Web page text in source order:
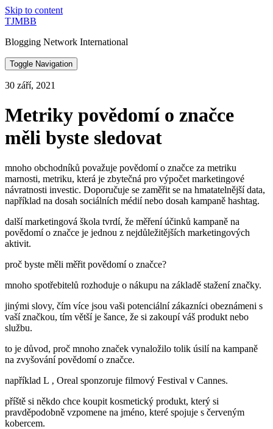
Skip to content
TJMBB
Blogging Network International
Toggle Navigation
30 září, 2021
Metriky povědomí o značce
měli byste sledovat
mnoho obchodníků považuje povědomí o značce za metriku
marnosti, metriku, která je zbytečná pro výpočet marketingové
návratnosti investic. Doporučuje se zaměřit se na hmatatelnější data,
například na dosah sociálních médií nebo dosah kampaně hashtag.
další marketingová škola tvrdí, že měření účinků kampaně na
povědomí o značce je jednou z nejdůležitějších marketingových
aktivit.
proč byste měli měřit povědomí o značce?
mnoho spotřebitelů rozhoduje o nákupu na základě stažení značky.
jinými slovy, čím více jsou vaši potenciální zákazníci obeznámeni s
vaší značkou, tím větší je šance, že si zakoupí váš produkt nebo
službu.
to je důvod, proč mnoho značek vynaložilo tolik úsilí na kampaně
na zvyšování povědomí o značce.
například L ‚ Oreal sponzoruje filmový Festival v Cannes.
příště si někdo chce koupit kosmetický produkt, který si
pravděpodobně vzpomene na jméno, které spojuje s červeným
kobercem.